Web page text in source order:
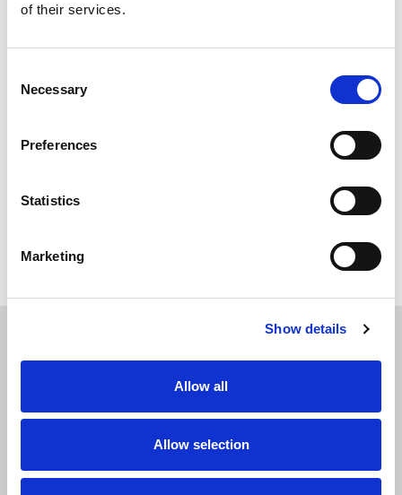
of their services.
Selection
Necessary
Preferences
Statistics
Marketing
Show details
Allow all
Allow selection
VANDAAG